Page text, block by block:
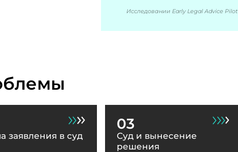
Исследовании Early Legal Advice Pilot
заявления в суд
03
Суд и вынесение
решения